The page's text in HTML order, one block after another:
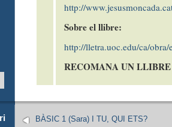
http://
Sobre el llibre:
http://lletra.uoc.edu/ca/
RECOMANA UN
BÀSIC 1 (Sara) I TU, QUI ETS?